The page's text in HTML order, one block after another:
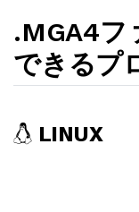
.MGA4フ
できるプ
LINUX